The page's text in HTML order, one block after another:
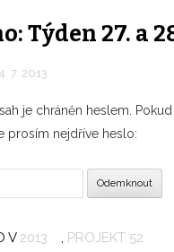
Týden 27. a
7. 2013
je chráněn heslem.
prosím nejdříve heslo:
V 2013 , PROJEKT 52